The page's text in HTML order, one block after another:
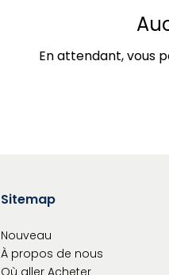
En attendant, vous
Sitemap
Nouveau
À propos de nous